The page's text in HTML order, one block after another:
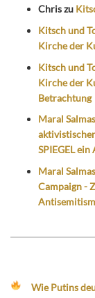
Chriszu
Kitsch und
Kirche der
Kitsch und
Kirche der
Betrachtung
Maral
SPIEGEL
Maral
Campaign -
Wie Putins